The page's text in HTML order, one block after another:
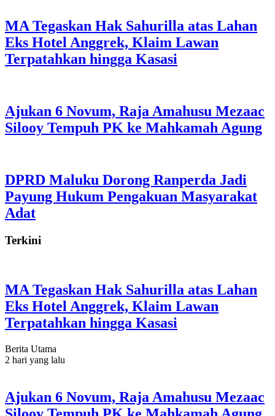
MA Tegaskan Hak Sahurilla atas Lahan
Eks Hotel Anggrek, Klaim Lawan
Terpatahkan hingga Kasasi
Ajukan 6 Novum, Raja Amahusu Mezaac
Silooy Tempuh PK ke Mahkamah Agung
DPRD Maluku Dorong Ranperda Jadi
Payung Hukum Pengakuan Masyarakat
Adat
Terkini
MA Tegaskan Hak Sahurilla atas Lahan
Eks Hotel Anggrek, Klaim Lawan
Terpatahkan hingga Kasasi
Berita Utama
2 hari yang lalu
Ajukan 6 Novum, Raja Amahusu Mezaac